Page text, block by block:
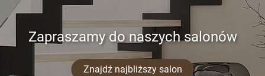
Zapraszamy do naszych salonów
Znajdź najbliższy salon